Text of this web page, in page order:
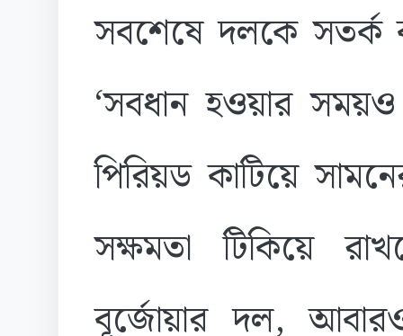
সবশেষে দলকে
‘সবধান হওয়ার সময়ও
পিরিয়ড কাটিয়ে
সক্ষমতা টিকিয়ে
বূর্জোয়ার দল,